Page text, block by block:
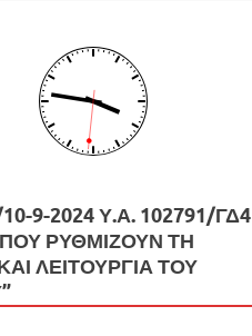
9-2024 Υ.Α. 102791/ΓΔ4
ΡΥΘΜΙΖΟΥΝ ΤΗ
ΛΕΙΤΟΥΡΓΙΑ ΤΟΥ